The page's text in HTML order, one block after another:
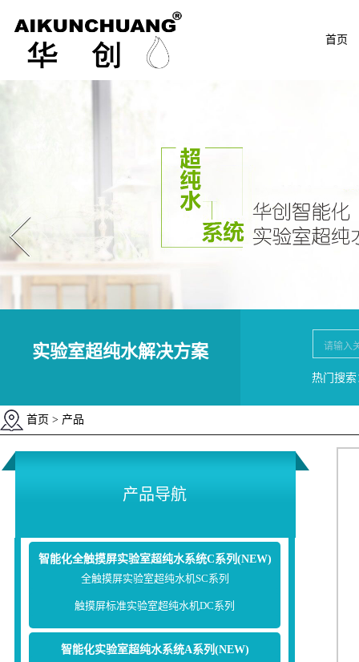
首页
实验室超纯水解决方案
热门搜
首页 > 产品
产品导航
智能化全触摸屏实验室超纯水系统C系列(NEW)
全触摸屏实验室超纯水机SC系列
触摸屏标准实验室超纯水机DC系列
智能化实验室超纯水系统A系列(NEW)